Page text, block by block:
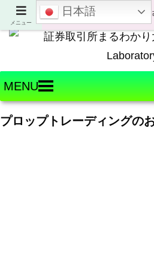
Welcome to FX・CFD
MENU
プロップトレーディングの
メニュー
日本語